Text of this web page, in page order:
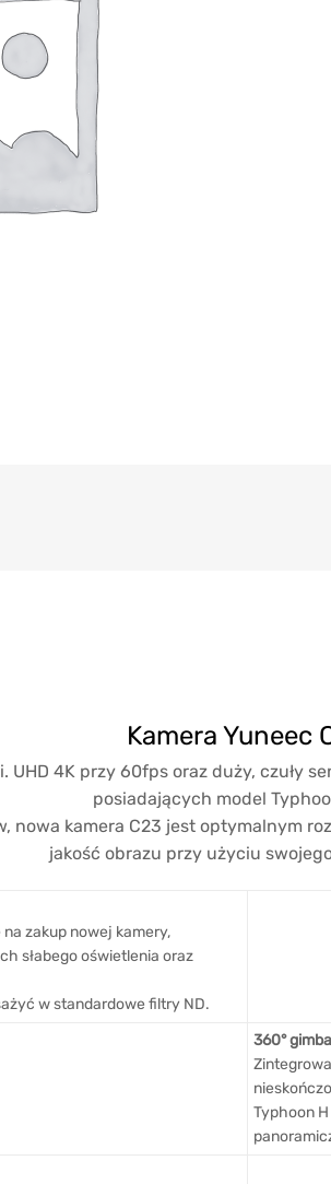
Kamera Yuneec
4K przy 60fps oraz duży, czuły
posiadających model
nowa kamera C23 jest optymalnym
jakość obrazu przy użyciu
zakup nowej kamery,
słabego oświetlenia oraz
w standardowe filtry ND.
360°
Typhoon